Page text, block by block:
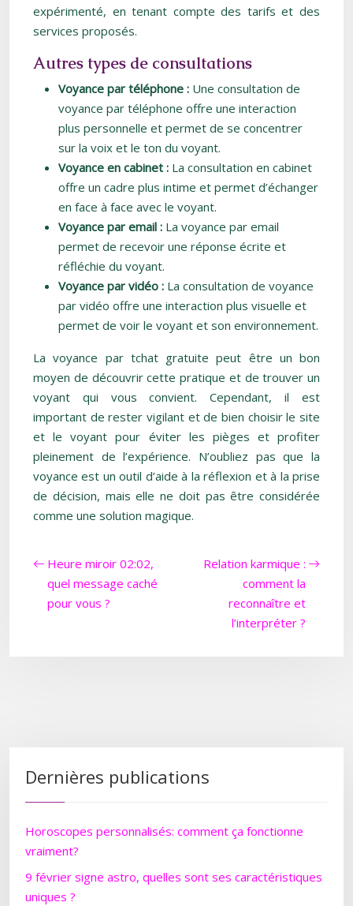
expérimenté, en tenant compte des tarifs et des
services proposés.
Autres types de consultations
Voyance par téléphone : Une consultation de
voyance par téléphone offre une interaction
plus personnelle et permet de se concentrer
sur la voix et le ton du voyant.
Voyance en cabinet : La consultation en cabinet
offre un cadre plus intime et permet d’échanger
en face à face avec le voyant.
Voyance par email : La voyance par email
permet de recevoir une réponse écrite et
réfléchie du voyant.
Voyance par vidéo : La consultation de voyance
par vidéo offre une interaction plus visuelle et
permet de voir le voyant et son environnement.
La voyance par tchat gratuite peut être un bon
moyen de découvrir cette pratique et de trouver un
voyant qui vous convient. Cependant, il est
important de rester vigilant et de bien choisir le site
et le voyant pour éviter les pièges et profiter
pleinement de l’expérience. N’oubliez pas que la
voyance est un outil d’aide à la réflexion et à la prise
de décision, mais elle ne doit pas être considérée
comme une solution magique.
Heure miroir 02:02,
quel message caché
pour vous ?
Relation karmique :
comment la
reconnaître et
l’interpréter ?
Dernières publications
Horoscopes personnalisés: comment ça fonctionne
vraiment?
9 février signe astro, quelles sont ses caractéristiques
uniques ?